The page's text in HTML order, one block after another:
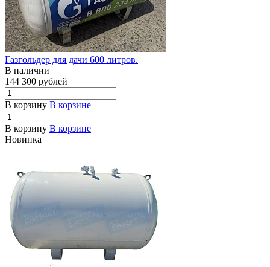
Газгольдер для дачи 600 литров.
В наличии
144 300 рублей
В корзину В корзине
В корзину В корзине
Новинка